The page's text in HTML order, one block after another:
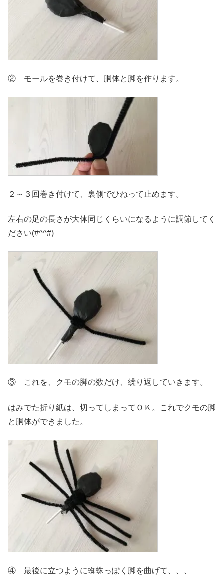
② モールを巻き付けて、胴体と脚を作ります。
２～３回巻き付けて、裏側でひねって止めます。
左右の足の長さが大体同じくらいになるように調節してく
ださい(#^^#)
③ これを、クモの脚の数だけ、繰り返していきます。
はみでた折り紙は、切ってしまってＯＫ。これでクモの脚
と胴体ができました。
④ 最後に立つように蜘蛛っぽく脚を曲げて、、、